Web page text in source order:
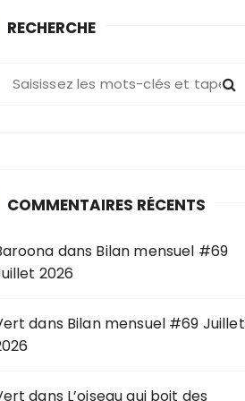
RECHERCHE
COMMENTAIRES RÉCENTS
dans Bilan mensuel #69
2026
dans Bilan mensuel #69 Juillet
dans L’oiseau qui boit des